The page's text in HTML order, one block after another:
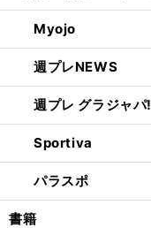
Myojo
週プレNEWS
週プレ グラジャパ!
Sportiva
パラスポ
書籍